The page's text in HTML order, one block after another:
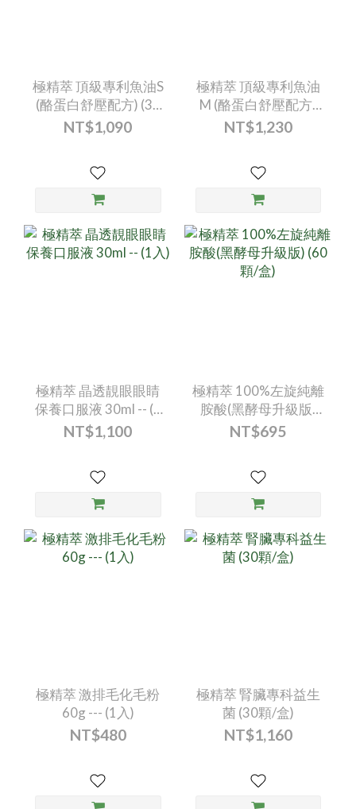
極精萃 頂級專利魚油S
(酪蛋白舒壓配方) (30
顆/盒)
NT$1,090
極精萃 頂級專利魚油
M (酪蛋白舒壓配方)
(30顆/盒)
NT$1,230
極精萃 晶透靚眼眼睛
保養口服液 30ml -- (1
入)
NT$1,100
極精萃 100%左旋純離
胺酸(黑酵母升級版)
(60顆/盒)
NT$695
極精萃 激排毛化毛粉
60g --- (1入)
NT$480
極精萃 腎臟專科益生
菌 (30顆/盒)
NT$1,160